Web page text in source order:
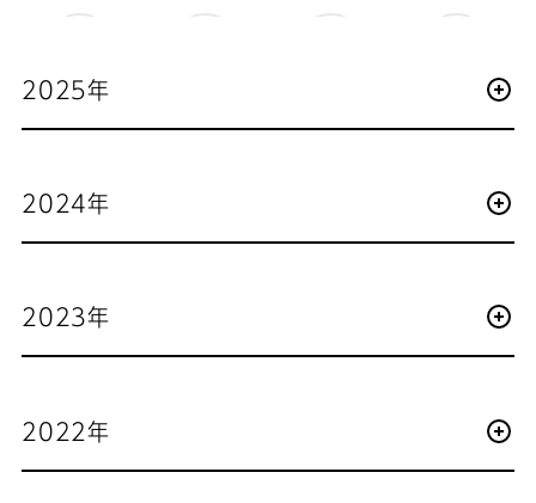
2025年
2024年
2023年
2022年